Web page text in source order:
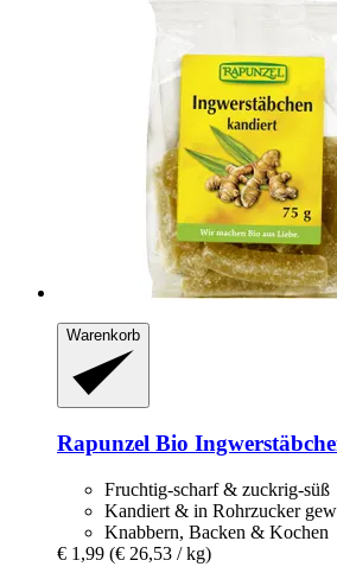
Warenkorb
Rapunzel Bio
Fruchtig-scharf & zuckrig-süß
Kandiert & in Rohrzucker
Knabbern, Backen & Kochen
€ 1,99 (€ 26,53 / kg)